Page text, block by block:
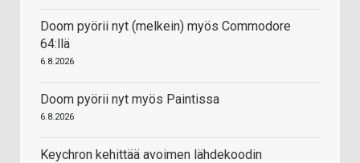
Doom pyörii nyt (melkein) myös Commodore
64:llä
6.8.2026
Doom pyörii nyt myös Paintissa
6.8.2026
Keychron kehittää avoimen lähdekoodin